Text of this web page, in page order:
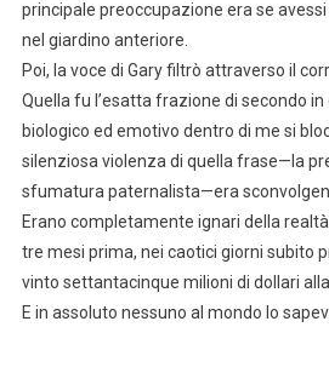
principale preoccupazione era se
nel giardino anteriore.
Poi, la voce di Gary filtrò attraverso il
Quella fu l’esatta frazione di secondo
biologico ed emotivo dentro di me si
silenziosa violenza di quella frase—la
sfumatura paternalista—era
Erano completamente ignari della
tre mesi prima, nei caotici giorni subito
vinto settantacinque milioni di dollari alla
E in assoluto nessuno al mondo lo